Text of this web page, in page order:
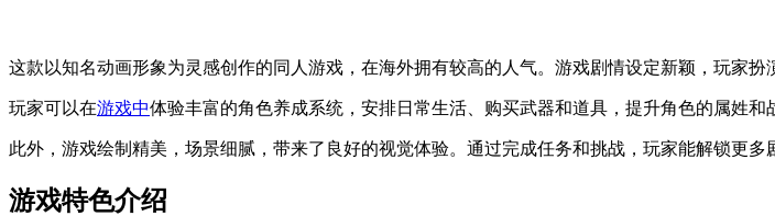
这款以知名动画形象为灵感创作的同人游戏，在海外拥有较高的人气。游戏剧情设定新颖，玩家
玩家可以在游戏中体验丰富的角色养成系统，安排日常生活、购买武器和道具，提升角色的属姓和
此外，游戏绘制精美，场景细腻，带来了良好的视觉体验。通过完成任务和挑战，玩家能解锁更多
游戏特色介绍